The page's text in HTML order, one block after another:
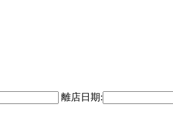
離店日期: